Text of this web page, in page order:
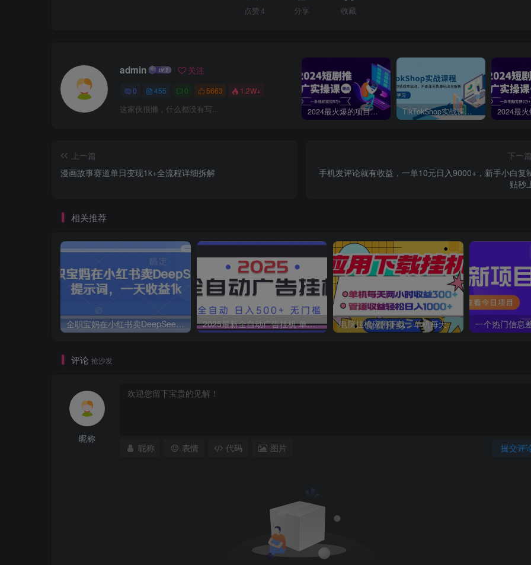
点赞4 分享 收藏
admin 关注
0 455 0 5663 1.2W+
这家伙很懒，什么都没有写... 2024最火爆的项目短剧推广实操课，一条视频变现5万+【附软件工具】 TikTokShop实战课程，手把手教你低成本启动，东南亚无货源玩法全解析
上一篇
漫画故事赛道单日变现1k+全流程详细拆解
下一
手机发评论就有收益，一单10元日入9000+，新手小白复
贴秒
相关推荐
全职宝妈在小红书卖DeepSeek提示词，一天收益1k 2025最新全自动广告挂机 单机500+实操分享 小白可无脑操作 电脑挂机应用下载，单机每天俩小时300+管道收益每天轻松日入1000+
评论 抢沙发
昵称
提交评
昵称 表情 代码 图片